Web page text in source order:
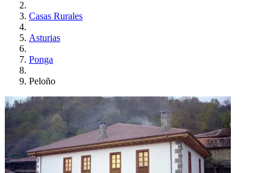
Casas Rurales
Asturias
Ponga
Peloño